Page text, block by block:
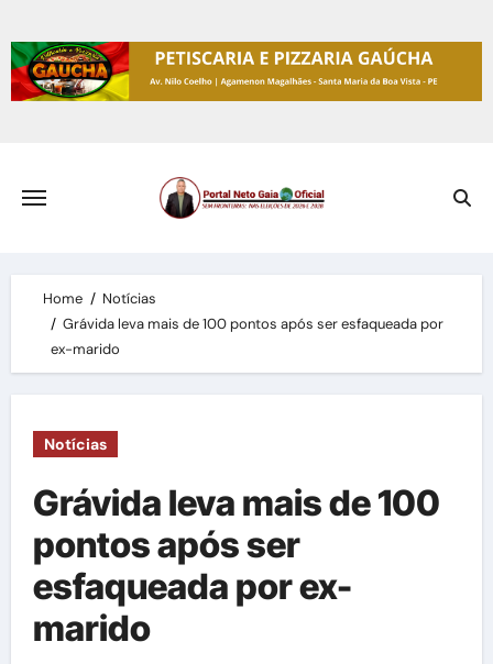
to
content
Home
Notícias
Grávida leva mais de 100 pontos após ser esfaqueada por
ex-marido
Notícias
Grávida leva mais de 100
pontos após ser
esfaqueada por ex-
marido